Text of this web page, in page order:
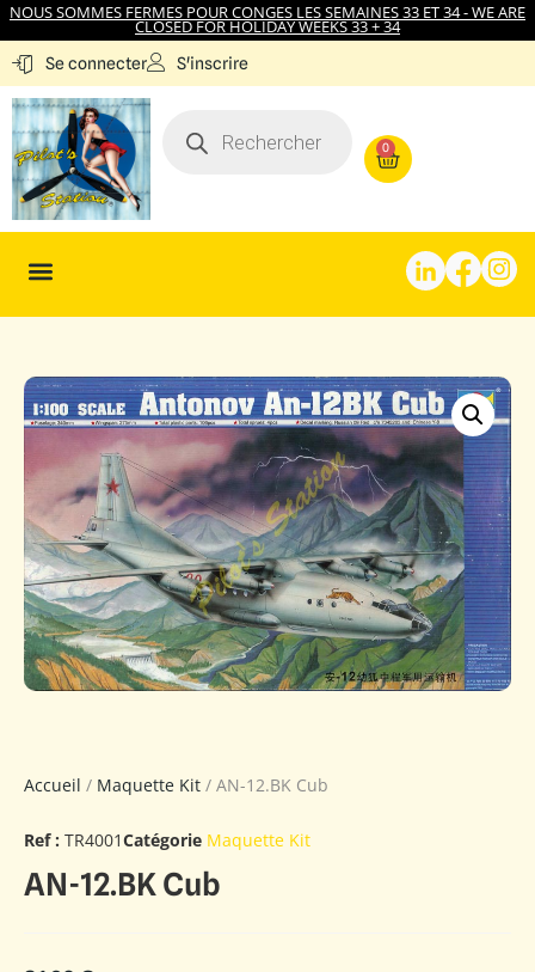
NOUS SOMMES FERMES POUR CONGES LES SEMAINES 33 ET 34 - WE ARE
CLOSED FOR HOLIDAY WEEKS 33 + 34
Se connecter S'inscrire
0
Accueil / Maquette Kit / AN-12.BK Cub
Ref : TR4001Catégorie Maquette Kit
AN-12.BK Cub